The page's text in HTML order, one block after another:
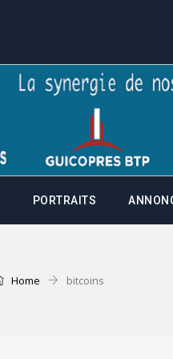
PORTRAITS
Home bitcoins